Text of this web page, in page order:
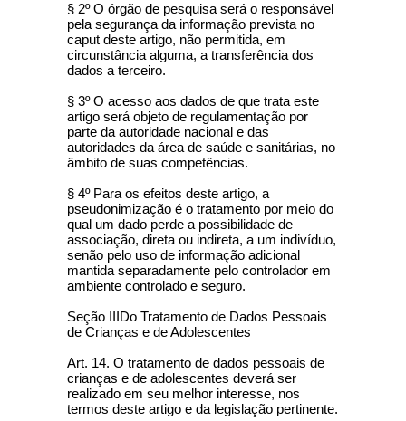
§ 2º O órgão de pesquisa será o responsável
pela segurança da informação prevista no
caput deste artigo, não permitida, em
circunstância alguma, a transferência dos
dados a terceiro.
§ 3º O acesso aos dados de que trata este
artigo será objeto de regulamentação por
parte da autoridade nacional e das
autoridades da área de saúde e sanitárias, no
âmbito de suas competências.
§ 4º Para os efeitos deste artigo, a
pseudonimização é o tratamento por meio do
qual um dado perde a possibilidade de
associação, direta ou indireta, a um indivíduo,
senão pelo uso de informação adicional
mantida separadamente pelo controlador em
ambiente controlado e seguro.
Seção IIIDo Tratamento de Dados Pessoais
de Crianças e de Adolescentes
Art. 14. O tratamento de dados pessoais de
crianças e de adolescentes deverá ser
realizado em seu melhor interesse, nos
termos deste artigo e da legislação pertinente.